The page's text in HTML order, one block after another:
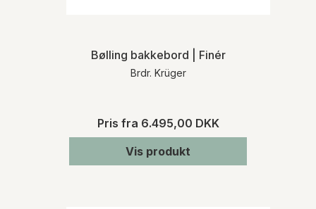
Bølling bakkebord | Finér
Brdr. Krüger
Pris fra 6.495,00 DKK
Vis produkt